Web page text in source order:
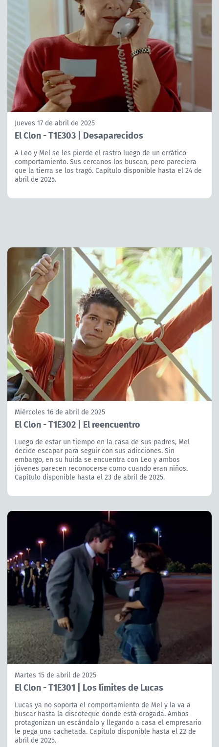
Jueves 17 de abril de 2025
El Clon - T1E303 | Desaparecidos
A Leo y Mel se les pierde el rastro luego de un errático
comportamiento. Sus cercanos los buscan, pero pareciera
que la tierra se los tragó. Capítulo disponible hasta el 24 de
abril de 2025.
Miércoles 16 de abril de 2025
El Clon - T1E302 | El reencuentro
Luego de estar un tiempo en la casa de sus padres, Mel
decide escapar para seguir con sus adicciones. Sin
embargo, en su huida se encuentra con Leo y ambos
jóvenes parecen reconocerse como cuando eran niños.
Capítulo disponible hasta el 23 de abril de 2025.
Martes 15 de abril de 2025
El Clon - T1E301 | Los límites de Lucas
Lucas ya no soporta el comportamiento de Mel y la va a
buscar hasta la discoteque donde está drogada. Ambos
protagonizan un escándalo y llegando a casa el empresario
le pega una cachetada. Capítulo disponible hasta el 22 de
abril de 2025.